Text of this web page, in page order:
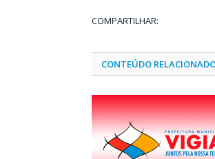
COMPARTILHAR:
CONTEÚDO